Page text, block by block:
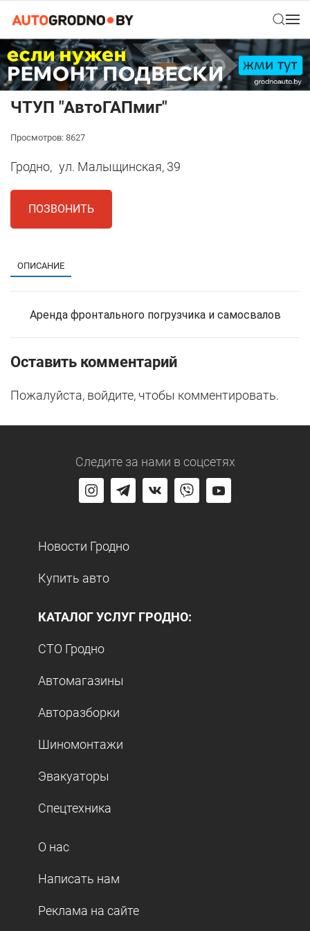
ЧТУП "АвтоГАПмиг"
Просмотров: 8627
Гродно, ул. Малыщинская, 39
ПОЗВОНИТЬ
ОПИСАНИЕ
Аренда фронтального погрузчика и самосвалов
Оставить комментарий
Пожалуйста, войдите, чтобы комментировать.
Следите за нами в соцсетях
Новости Гродно
Купить авто
КАТАЛОГ УСЛУГ ГРОДНО:
СТО Гродно
Автомагазины
Авторазборки
Шиномонтажи
Эвакуаторы
Спецтехника
О нас
Написать нам
Реклама на сайте